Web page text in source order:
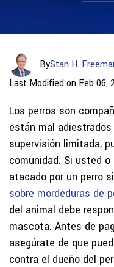
ByStan H.
Last Modified on Feb 06,
Los perros son
están mal
supervisión limitada,
comunidad. Si usted
atacado por un perro
sobre mordeduras de
del animal debe
mascota. Antes de
asegúrate de que
contra el dueño del